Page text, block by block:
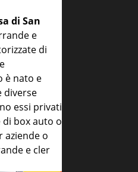
di San
e
di
è nato e
diverse
essi privati
di box auto o
aziende o
e cler